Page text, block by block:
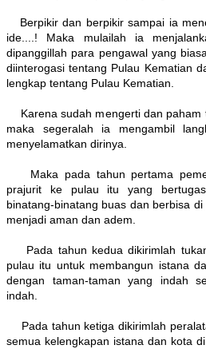
Berpikir dan berpikir sampai ia
ide....! Maka mulailah ia
dipanggillah para pengawal yang
diinterogasi tentang Pulau Kematian
lengkap tentang Pulau Kematian.
Karena sudah mengerti dan paham
maka segeralah ia mengambil
menyelamatkan dirinya.
Maka pada tahun pertama
prajurit ke pulau itu yang
binatang-binatang buas dan berbisa
menjadi aman dan adem.
Pada tahun kedua dikirimlah
pulau itu untuk membangun istana
dengan taman-taman yang indah
indah.
Pada tahun ketiga dikirimlah
semua kelengkapan istana dan kota